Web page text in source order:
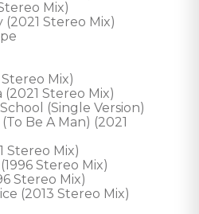
Mix)
Stereo Mix)
Mix)
Stereo Mix)
(Single Version)
Be A Man) (2021
Stereo Mix)
Stereo Mix)
Stereo Mix)
(2013 Stereo Mix)